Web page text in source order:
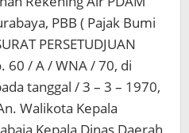
PBB ( Pajak Bumi
PERSETUDJUAN
60 / A / WNA / 70, di
tanggal / 3 – 3 – 1970,
Walikota Kepala
Kepala Dinas Daerah